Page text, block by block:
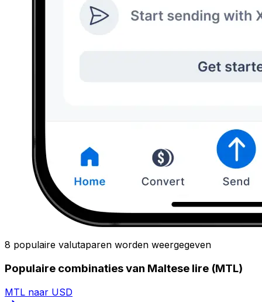
8 populaire valutaparen worden weergegeven
Populaire combinaties van Maltese lire (MTL)
MTL naar USD